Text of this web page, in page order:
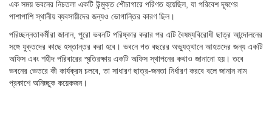
এক সময় ভবনের নিচতলা একটি উন্মুক্ত শৌচাগারে পরিণত হয়েছিল, যা পরিবেশ দূষণের
পাশাপাশি স্থানীয় ব্যবসায়ীদের জন্যও ভোগান্তির কারণ ছিল।
পরিচ্ছন্নতাকর্মীরা জানান, পুরো ভবনটি পরিষ্কার করার পর এটি বৈষম্যবিরোধী ছাত্র আন্দোলনের
সঙ্গে যুক্তদের কাছে হস্তান্তর করা হবে। ভবনে গত বছরের অভ্যুত্থানে আহতদের জন্য একটি
অফিস এবং শহীদ পরিবারের স্মৃতিরক্ষায় একটি অফিস স্থাপনের কথাও জানানো হয়। তবে
ভবনের ভেতরে কী কার্যক্রম চলবে, তা সাধারণ ছাত্র-জনতা নির্ধারণ করবে বলে জানান নাম
প্রকাশে অনিচ্ছুক কয়েকজন।